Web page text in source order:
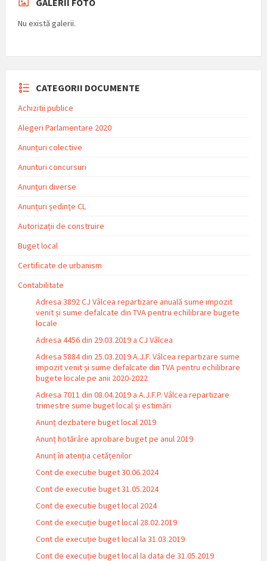
Nu există galerii.
CATEGORII DOCUMENTE
Achizitii publice
Alegeri Parlamentare 2020
Anunțuri colective
Anunturi concursuri
Anunțuri diverse
Anunțuri ședințe CL
Autorizații de construire
Buget local
Certificate de urbanism
Contabilitate
Adresa 3892 CJ Vâlcea repartizare anuală sume impozit
venit și sume defalcate din TVA pentru echilibrare bugete
locale
Adresa 4456 din 29.03.2019 a CJ Vâlcea
Adresa 5884 din 25.03.2019 A.J.F. Vâlcea repartizare sume
impozit venit și sume defalcate din TVA pentru echilibrare
bugete locale pe anii 2020-2022
Adresa 7011 din 08.04.2019 a A.J.F.P. Vâlcea repartizare
trimestre sume buget local și estimări
Anunț dezbatere buget local 2019
Anunț hotărâre aprobare buget pe anul 2019
Anunț în atenția cetățenilor
Cont de executie buget 30.06.2024
Cont de executie buget 31.05.2024
Cont de executie buget local 2024
Cont de execuție buget local 28.02.2019
Cont de execuție buget local la 31.03.2019
Cont de execuție buget local la data de 31.05.2019